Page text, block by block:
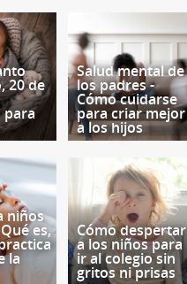
20 de
para
Salud mental de
los padres -
Cómo cuidarse
para criar mejor
a los hijos
niños
es,
la
Cómo despertar
a los niños para
ir al colegio sin
gritos ni prisas